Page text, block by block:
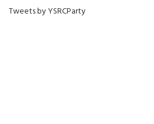
Tweets by YSRCParty